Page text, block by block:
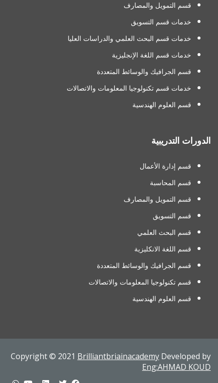
قسم التمويل والمصارف
خدمات قسم التسويق
خدمات قسم البحث العلمي والدراسات العليا
خدمات قسم اللغة الإنجليزية
قسم الجرافيك والوسائط المتعددة
خدمات قسم تكنولوجيا المعلومات والاتصالات
قسم العلوم الهندسية
الدورات التدريبية
قسم إدارة الأعمال
قسم المحاسبة
قسم التمويل والمصارف
قسم التسويق
قسم البحث العلمي
قسم اللغة الانكليزية
قسم الجرافيك والوسائط المتعددة
قسم تكنولوجيا المعلومات والاتصالات
قسم العلوم الهندسية
Copyright © 2021 Brilliantbriainacademy Developed by
Eng:AHMAD KOUD